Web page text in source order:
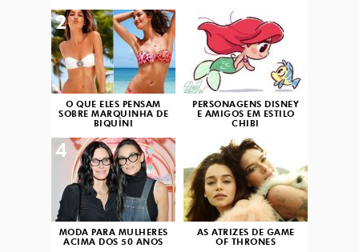
O QUE ELES PENSAM
SOBRE MARQUINHA DE
BIQUÍNI
2
PERSONAGENS DISNEY
E AMIGOS EM ESTILO
CHIBI
3
MODA PARA MULHERES
ACIMA DOS 50 ANOS
4
AS ATRIZES DE GAME
OF THRONES